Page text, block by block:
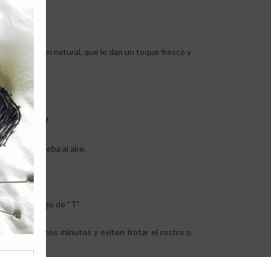
de origen natural, que le dan un toque fresco y
una prueba al aire.
su rostro.
“X” y luego de “T”
secar por unos minutos y eviten frotar el rostro o